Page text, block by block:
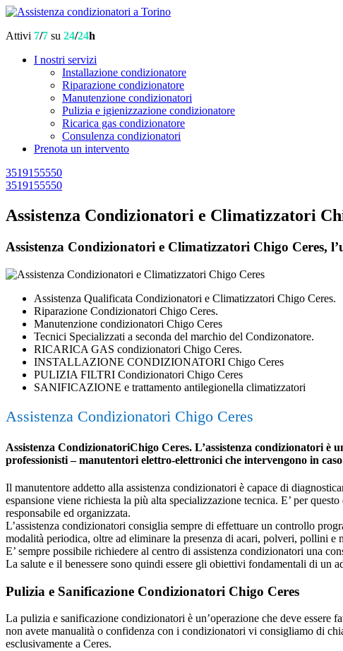
Attivi 7/7 su 24/24h
I nostri servizi
Installazione condizionatore
Riparazione condizionatore
Manutenzione condizionatori
Pulizia e igienizzazione condizionatore
Ricarica gas condizionatore
Consulenza condizionatori
Prenota un intervento
3519155550
3519155550
Assistenza Condizionatori e Climatizzatori
Assistenza Condizionatori e Climatizzatori Chigo Ceres,
Assistenza Qualificata Condizionatori e Climatizzatori Chigo Ceres.
Riparazione Condizionatori Chigo Ceres.
Manutenzione condizionatori Chigo Ceres
Tecnici Specializzati a seconda del marchio del Condizonatore.
RICARICA GAS condizionatori Chigo Ceres.
INSTALLAZIONE CONDIZIONATORI Chigo Ceres
PULIZIA FILTRI Condizionatori Chigo Ceres
SANIFICAZIONE e trattamento antilegionella climatizzatori
Assistenza Condizionatori Chigo Ceres
Assistenza CondizionatoriChigo Ceres. L’assistenza condizionatori è
professionisti – manutentori elettro-elettronici che intervengono in
Il manutentore addetto alla assistenza condizionatori è capace di
espansione viene richiesta la più alta specializzazione tecnica. E’ per
responsabile ed organizzata.
L’assistenza condizionatori consiglia sempre di effettuare un controllo
modalità periodica, oltre ad eliminare la presenza di acari, polveri, pollini
E’ sempre possibile richiedere al centro di assistenza condizionatori una
La salute e il benessere sono quindi essere gli obiettivi fondamentali di un
Pulizia e Sanificazione Condizionatori Chigo Ceres
La pulizia e sanificazione condizionatori è un’operazione che deve
non avete manualità o confidenza con i condizionatori vi consigliamo di
esclusivamente a Ceres.